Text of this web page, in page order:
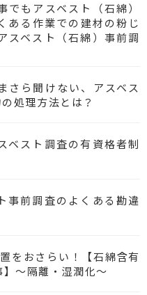
でもアスベスト（石綿）
ある作業での建材の粉じ
スベスト（石綿）事前調
さら聞けない、アスベス
処理方法とは？
ベスト調査の有資格者制
事前調査のよくある勘違
をおさらい！【石綿含有
～隔離・湿潤化～